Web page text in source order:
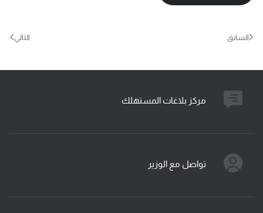
السابق التالي
مركز بلاغات المستهلك
تواصل مع الوزير